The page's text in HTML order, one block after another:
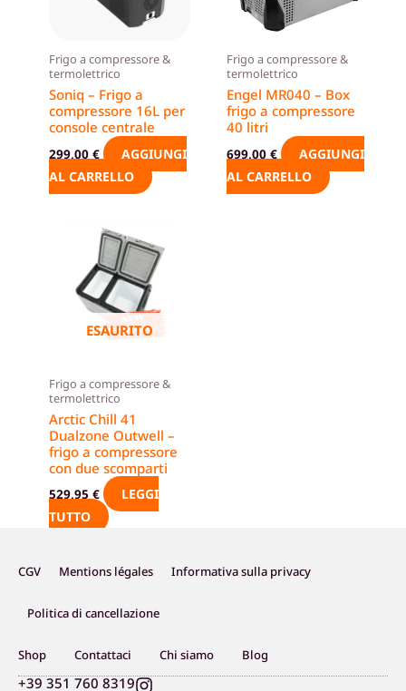
Frigo a compressore &
termolettrico
Soniq – Frigo a
compressore 16L per
console centrale
299,00€
AGGIUNGI
AL CARRELLO
Frigo a compressore &
termolettrico
Engel MR040 – Box
frigo a compressore
40 litri
699,00 €
AGGIUNGI
AL CARRELLO
ESAURITO
Frigo a compressore &
termolettrico
Arctic Chill 41
Dualzone Outwell –
frigo a compressore
con due scomparti
529,95€
LEGGI
TUTTO
CGV Mentions légales Informativa sulla privacy
Politica di cancellazione
Shop Contattaci Chi siamo Blog
+39 351 760 8319 I